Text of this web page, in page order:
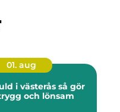
01. aug
i västerås så gör
och lönsam